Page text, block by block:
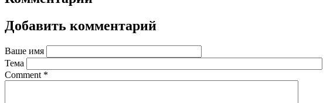
Добавить комментарий
Ваше имя
Тема
Comment *